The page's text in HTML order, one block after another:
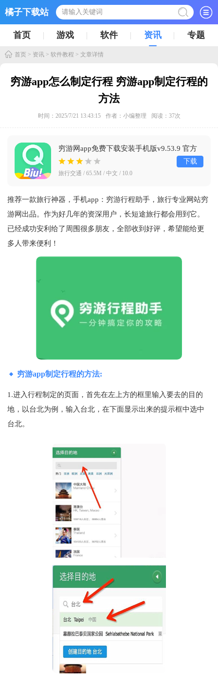
橘子下载站
首页 游戏 软件 资讯 专题
首页 > 资讯 > 软件教程 > 文章详情
穷游app怎么制定行程 穷游app制定行程的
方法
时间：2025/7/21 13:43:15 作者：小编整理 阅读： 37次
穷游网app免费下载安装手机版v9.53.9 官方
正版
旅行交通 / 65.5M / 中文 / 10.0
下载
推荐一款旅行神器，手机app：穷游行程助手，旅行专业网站穷
游网出品。作为好几年的资深用户，长短途旅行都会用到它。
已经成功安利给了周围很多朋友，全部收到好评，希望能给更
多人带来便利！
穷游app制定行程的方法:
1.进入行程制定的页面，首先在左上方的框里输入要去的目的
地，以台北为例，输入台北，在下面显示出来的提示框中选中
台北。